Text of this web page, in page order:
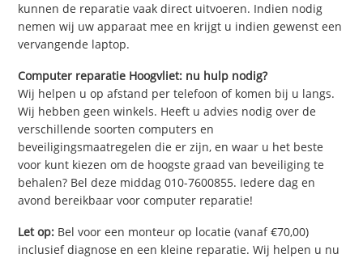
kunnen de reparatie vaak direct uitvoeren. Indien nodig
nemen wij uw apparaat mee en krijgt u indien gewenst een
vervangende laptop.
Computer reparatie Hoogvliet: nu hulp nodig?
Wij helpen u op afstand per telefoon of komen bij u langs.
Wij hebben geen winkels. Heeft u advies nodig over de
verschillende soorten computers en
beveiligingsmaatregelen die er zijn, en waar u het beste
voor kunt kiezen om de hoogste graad van beveiliging te
behalen? Bel deze middag 010-7600855. Iedere dag en
avond bereikbaar voor computer reparatie!
Let op: Bel voor een monteur op locatie (vanaf €70,00)
inclusief diagnose en een kleine reparatie. Wij helpen u nu